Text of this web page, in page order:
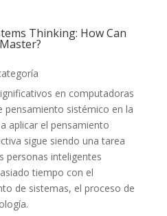
Thinking: How Can
en computadoras
pensamiento sistémico en la
aplicar el pensamiento
sigue siendo una tarea
personas inteligentes
tiempo con el
de sistemas, el proceso de